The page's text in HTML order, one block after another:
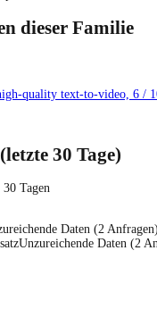
dieser Familie
quality text-to-video, 6 /
30 Tage)
Tagen
Daten (2 Anfragen)
Unzureichende Daten (2